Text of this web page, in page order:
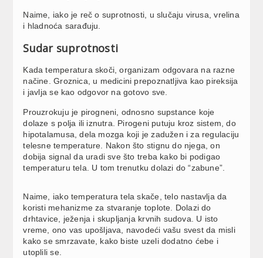
Naime, iako je reč o suprotnosti, u slučaju virusa, vrelina
i hladnoća sarađuju.
Sudar suprotnosti
Kada temperatura skoči, organizam odgovara na razne
načine. Groznica, u medicini prepoznatljiva kao pireksija
i javlja se kao odgovor na gotovo sve.
Prouzrokuju je pirogneni, odnosno supstance koje
dolaze s polja ili iznutra. Pirogeni putuju kroz sistem, do
hipotalamusa, dela mozga koji je zadužen i za regulaciju
telesne temperature. Nakon što stignu do njega, on
dobija signal da uradi sve što treba kako bi podigao
temperaturu tela. U tom trenutku dolazi do “zabune”.
Naime, iako temperatura tela skače, telo nastavlja da
koristi mehanizme za stvaranje toplote. Dolazi do
drhtavice, ježenja i skupljanja krvnih sudova. U isto
vreme, ono vas upošljava, navodeći vašu svest da misli
kako se smrzavate, kako biste uzeli dodatno ćebe i
utoplili se.